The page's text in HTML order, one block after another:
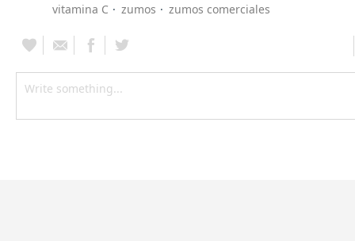
vitamina C
zumos zumos comerciales